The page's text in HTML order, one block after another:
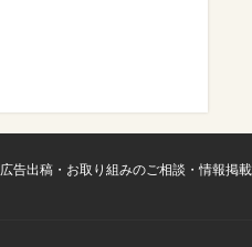
広告出稿・お取り組みのご相談・情報掲